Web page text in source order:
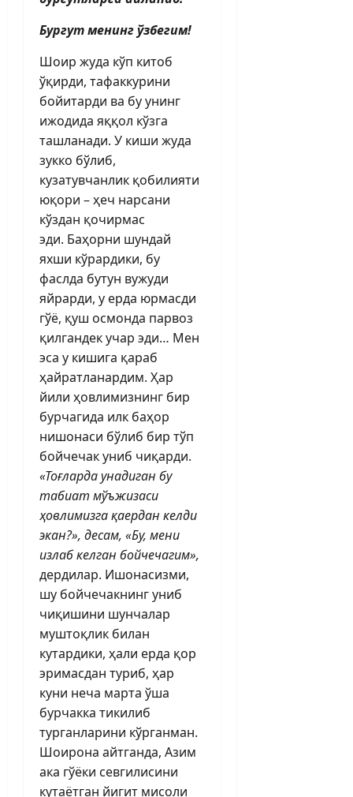
Бургут менинг ўзбегим!
Шоир жуда кўп китоб
ўқирди, тафаккурини
бойитарди ва бу унинг
ижодида яққол кўзга
ташланади. У киши жуда
зукко бўлиб,
кузатувчанлик қобилияти
юқори – ҳеч нарсани
кўздан қочирмас
эди. Баҳорни шундай
яхши кўрардики, бу
фаслда бутун вужуди
яйрарди, у ерда юрмасди
гўё, қуш осмонда парвоз
қилгандек учар эди… Мен
эса у кишига қараб
ҳайратланардим. Ҳар
йили ҳовлимизнинг бир
бурчагида илк баҳор
нишонаси бўлиб бир тўп
бойчечак униб чиқарди.
«Тоғларда унадиган бу
табиат мўъжизаси
ҳовлимизга қаердан келди
экан?», десам, «Бу, мени
излаб келган бойчечагим»,
дердилар. Ишонасизми,
шу бойчечакнинг униб
чиқишини шунчалар
муштоқлик билан
кутардики, ҳали ерда қор
эримасдан туриб, ҳар
куни неча марта ўша
бурчакка тикилиб
турганларини кўрганман.
Шоирона айт­ганда, Азим
ака гўёки севгилисини
кутаётган йигит мисоли